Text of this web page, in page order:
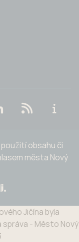
obsahu či
města Nový
Jičína byla
- Město Nový